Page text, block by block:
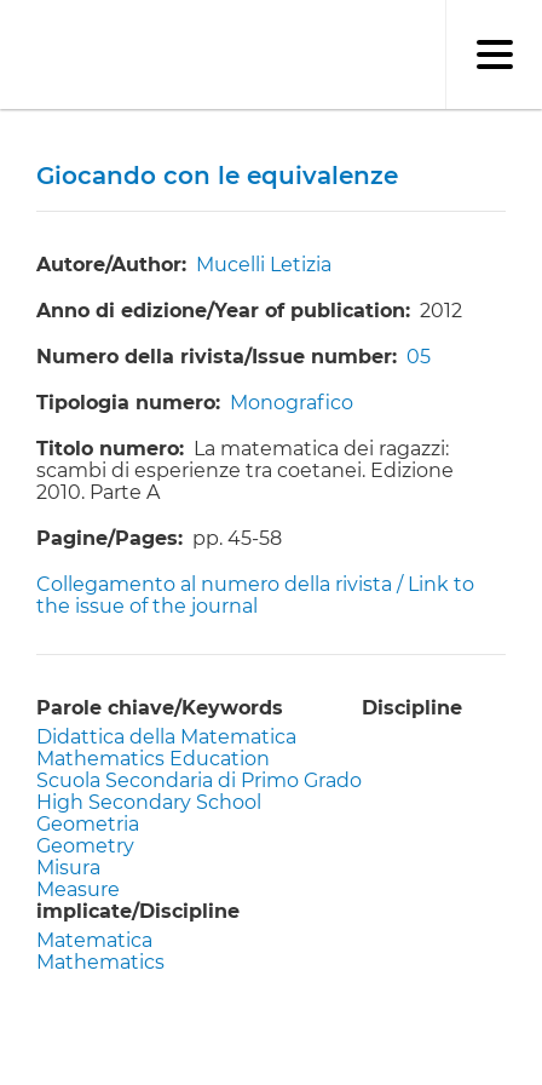
Giocando con le equivalenze
Autore/Author
Mucelli Letizia
Anno di edizione/Year of publication
2012
Numero della rivista/Issue number
05
Tipologia numero
Monografico
Titolo numero
La matematica dei ragazzi:
scambi di esperienze tra coetanei. Edizione
2010. Parte A
Pagine/Pages
pp. 45-58
Collegamento al numero della rivista / Link to
the issue of the journal
Parole chiave/Keywords
Didattica della Matematica
Mathematics Education
Scuola Secondaria di Primo Grado
High Secondary School
Geometria
Geometry
Misura
Measure
Discipline
implicate/Discipline
Matematica
Mathematics